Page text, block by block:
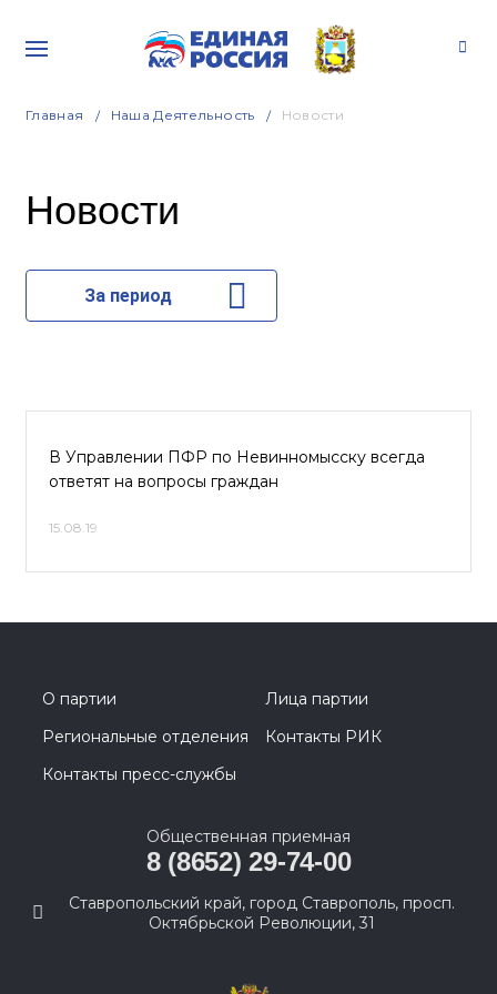
Главная Наша Деятельность Новости
Новости
За период
В Управлении ПФР по Невинномысску всегда
ответят на вопросы граждан
15.08.19
О партии
Лица партии
Региональные отделения
Контакты РИК
Контакты пресс-службы
Общественная приемная
8 (8652) 29-74-00
Ставропольский край, город Ставрополь, просп.
Октябрьской Революции, 31